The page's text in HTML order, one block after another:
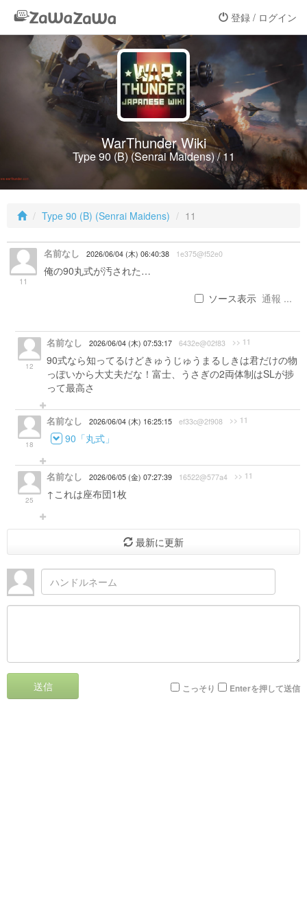
登録 / ログイン
WarThunder Wiki
Type 90 (B) (Senrai Maidens) / 11
Type 90 (B) (Senrai Maidens) 11
11
名前なし 2026/06/04 (木) 06:40:38 1e375@f52e0
俺の90丸式が汚された…
ソース表示 通報 ...
12
名前なし 2026/06/04 (木) 07:53:17 6432e@02f83 >> 11
90式なら知ってるけどきゅうじゅうまるしきは君だけの物
っぽいから大丈夫だな！富士、うさぎの2両体制はSLが捗
って最高さ
18
名前なし 2026/06/04 (木) 16:25:15 ef33c@2f908 >> 11
90「丸式」
25
名前なし 2026/06/05 (金) 07:27:39 16522@577a4 >> 11
↑これは座布団1枚
最新に更新
送信 こっそり Enterを押して送信